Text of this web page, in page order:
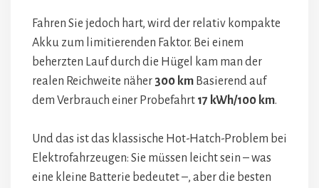
Fahren Sie jedoch hart, wird der relativ kompakte
Akku zum limitierenden Faktor. Bei einem
beherzten Lauf durch die Hügel kam man der
realen Reichweite näher 300 km Basierend auf
dem Verbrauch einer Probefahrt 17 kWh/100 km.
Und das ist das klassische Hot-Hatch-Problem bei
Elektrofahrzeugen: Sie müssen leicht sein – was
eine kleine Batterie bedeutet –, aber die besten